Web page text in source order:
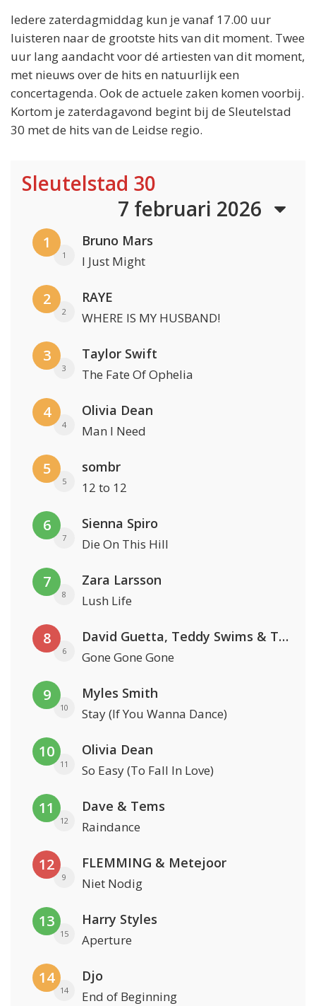
Iedere zaterdagmiddag kun je vanaf 17.00 uur
luisteren naar de grootste hits van dit moment. Twee
uur lang aandacht voor dé artiesten van dit moment,
met nieuws over de hits en natuurlijk een
concertagenda. Ook de actuele zaken komen voorbij.
Kortom je zaterdagavond begint bij de Sleutelstad
30 met de hits van de Leidse regio.
Sleutelstad 30
7 februari 2026
1
1
Bruno Mars
I Just Might
2
2
RAYE
WHERE IS MY HUSBAND!
3
3
Taylor Swift
The Fate Of Ophelia
4
4
Olivia Dean
Man I Need
5
5
sombr
12 to 12
6
7
Sienna Spiro
Die On This Hill
7
8
Zara Larsson
Lush Life
8
6
David Guetta, Teddy Swims & Tones And I
Gone Gone Gone
9
10
Myles Smith
Stay (If You Wanna Dance)
10
11
Olivia Dean
So Easy (To Fall In Love)
11
12
Dave & Tems
Raindance
12
9
FLEMMING & Metejoor
Niet Nodig
13
15
Harry Styles
Aperture
14
14
Djo
End of Beginning